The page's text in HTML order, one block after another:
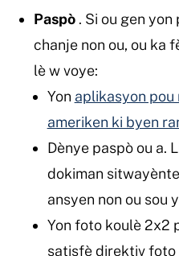
Paspò. Si ou gen yon
chanje non ou, ou ka
lè w voye:
Yon aplikasyon pou
ameriken ki byen
Dènye paspò ou a.
dokiman
ansyen non ou sou
Yon foto koulè 2x2
satisfè direktiv foto